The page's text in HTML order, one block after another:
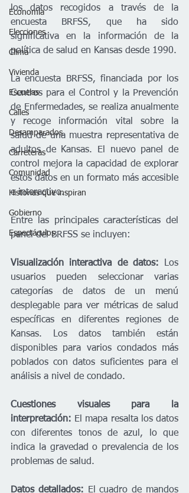
Economía
Elecciones
Clima
Vivienda
Escuelas
Calles
Desamparados
Carreteras
Comunidad
Historias que inspiran
Gobierno
Espectáculos
los datos recogidos a través de la
encuesta BRFSS, que ha sido
significativa en la información de la
política de salud en Kansas desde 1990.
La encuesta BRFSS, financiada por los
Centros para el Control y la Prevención
de Enfermedades, se realiza anualmente
y recoge información vital sobre la
salud de una muestra representativa de
adultos de Kansas. El nuevo panel de
control mejora la capacidad de explorar
estos datos en un formato más accesible
e interactivo.
Entre las principales características del
panel del BRFSS se incluyen:
Visualización interactiva de datos: Los
usuarios pueden seleccionar varias
categorías de datos de un menú
desplegable para ver métricas de salud
específicas en diferentes regiones de
Kansas. Los datos también están
disponibles para varios condados más
poblados con datos suficientes para el
análisis a nivel de condado.
Cuestiones visuales para la
interpretación: El mapa resalta los datos
con diferentes tonos de azul, lo que
indica la gravedad o prevalencia de los
problemas de salud.
Datos detallados: El cuadro de mandos